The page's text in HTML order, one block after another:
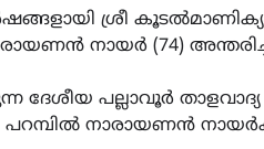
ശ്രീ
നായർ (74)
ദേശീയ പല്ലാവൂർ
നാരായണൻ